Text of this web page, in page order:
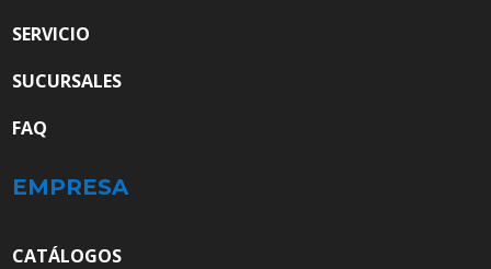
SERVICIO
SUCURSALES
FAQ
EMPRESA
CATÁLOGOS